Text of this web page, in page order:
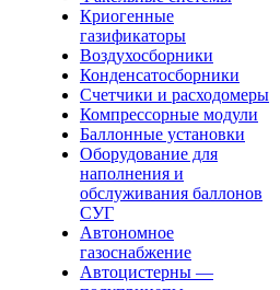
Криогенные
газификаторы
Воздухосборники
Конденсатосборники
Счетчики и расходомеры
Компрессорные модули
Баллонные установки
Оборудование для
наполнения и
обслуживания баллонов
СУГ
Автономное
газоснабжение
Автоцистерны —